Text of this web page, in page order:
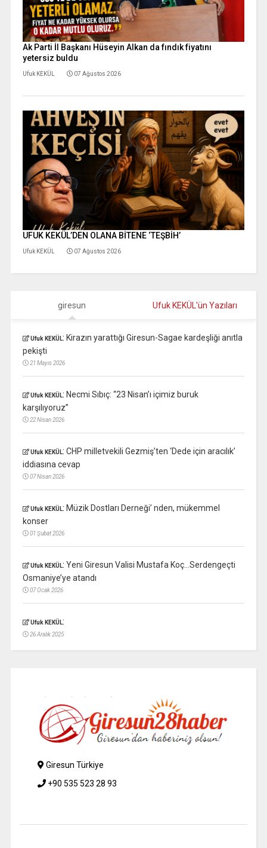
Ak Parti İl Başkanı Hüseyin Alkan da fındık fiyatını
yetersiz buldu
Ufuk KEKÜL 07 Ağustos 2026
UFUK KEKÜL’DEN OLANA BİTENE ‘TEŞBİH’
Ufuk KEKÜL 07 Ağustos 2026
giresun Ufuk KEKÜL'ün Yazıları
Ufuk KEKÜL: Kirazın yarattığı Giresun-Sagae kardeşliği anıtla
pekişti
21 Mayıs 2026
Ufuk KEKÜL: Necmi Sıbıç: “23 Nisan’ı içimiz buruk
karşılıyoruz”
22 Nisan 2026
Ufuk KEKÜL: CHP milletvekili Gezmiş’ten ‘Dede için aracılık’
iddiasına cevap
07 Nisan 2026
Ufuk KEKÜL: Müzik Dostları Derneği’ nden, mükemmel
konser
01 Şubat 2026
Ufuk KEKÜL: Yeni Giresun Valisi Mustafa Koç…Serdengeçti
Osmaniye’ye atandı
07 Ocak 2026
Ufuk KEKÜL:
26 Aralık 2025
Giresun Türkiye
+90 535 523 28 93